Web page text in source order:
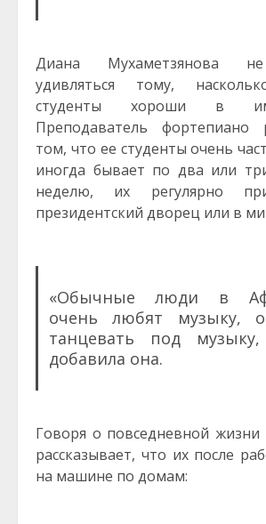
Диана Мухаметзянова не
удивляться тому,
студенты хороши в
Преподаватель фортепиано
том, что ее студенты очень
иногда бывает по два или
неделю, их регулярно
президентский дворец или в
«Обычные люди в
очень любят музыку,
танцевать под
добавила она.
Говоря о повседневной жизни
рассказывает, что их после
на машине по домам: